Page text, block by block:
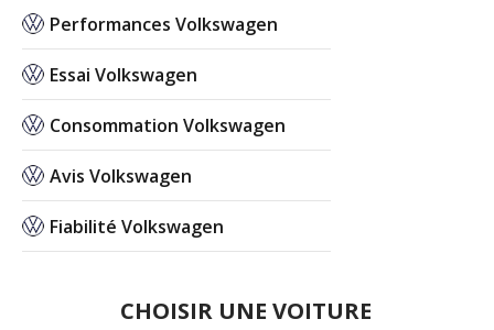
Performances Volkswagen
Essai Volkswagen
Consommation Volkswagen
Avis Volkswagen
Fiabilité Volkswagen
CHOISIR UNE VOITURE